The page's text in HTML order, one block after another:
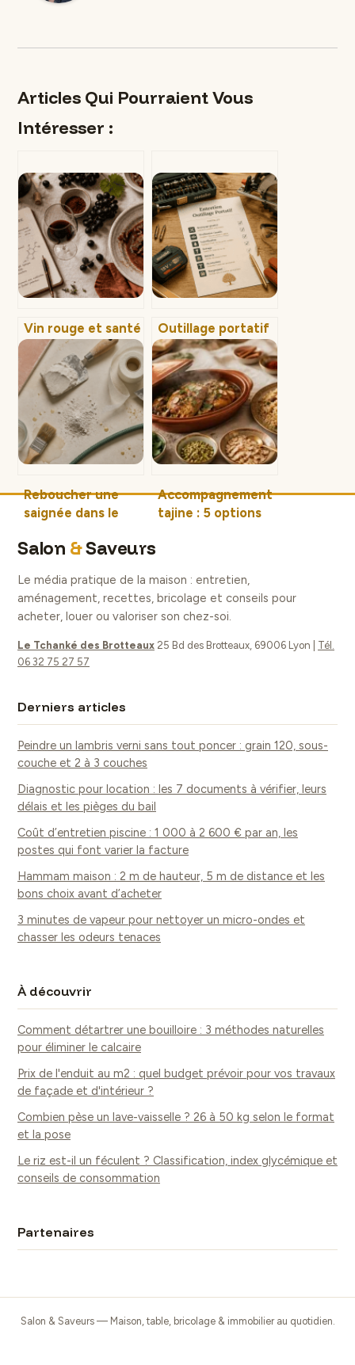
Articles Qui Pourraient Vous
Intéresser :
Vin rouge et santé
cardiovasculaire :
le décryptage
scientifique des
bienfaits réels
Outillage portatif
professionnel :
18V, moteurs
Brushless et 4
critères pour
choisir vos
batteries sans
erreur
Reboucher une
saignée dans le
pour éviter les
Accompagnement
tajine : 5 options
Salon &Saveurs
Le média pratique de la maison : entretien,
aménagement, recettes, bricolage et conseils pour
acheter, louer ou valoriser son chez-soi.
Le Tchanké des Brotteaux 25 Bd des Brotteaux, 69006 Lyon
Tél.
06 32 75 27 57
Derniers articles
Peindre un lambris verni sans tout poncer : grain 120, sous-
couche et 2 à 3 couches
Diagnostic pour location : les 7 documents à vérifier, leurs
délais et les pièges du bail
Coût d’entretien piscine : 1 000 à 2 600 € par an, les
postes qui font varier la facture
Hammam maison : 2 m de hauteur, 5 m de distance et les
bons choix avant d’acheter
3 minutes de vapeur pour nettoyer un micro-ondes et
chasser les odeurs tenaces
À découvrir
Comment détartrer une bouilloire : 3 méthodes naturelles
pour éliminer le calcaire
Prix de l'enduit au m2 : quel budget prévoir pour vos travaux
de façade et d'intérieur ?
Combien pèse un lave-vaisselle ? 26 à 50 kg selon le format
et la pose
Le riz est-il un féculent ? Classification, index glycémique et
conseils de consommation
Partenaires
Salon & Saveurs — Maison, table, bricolage & immobilier au quotidien.